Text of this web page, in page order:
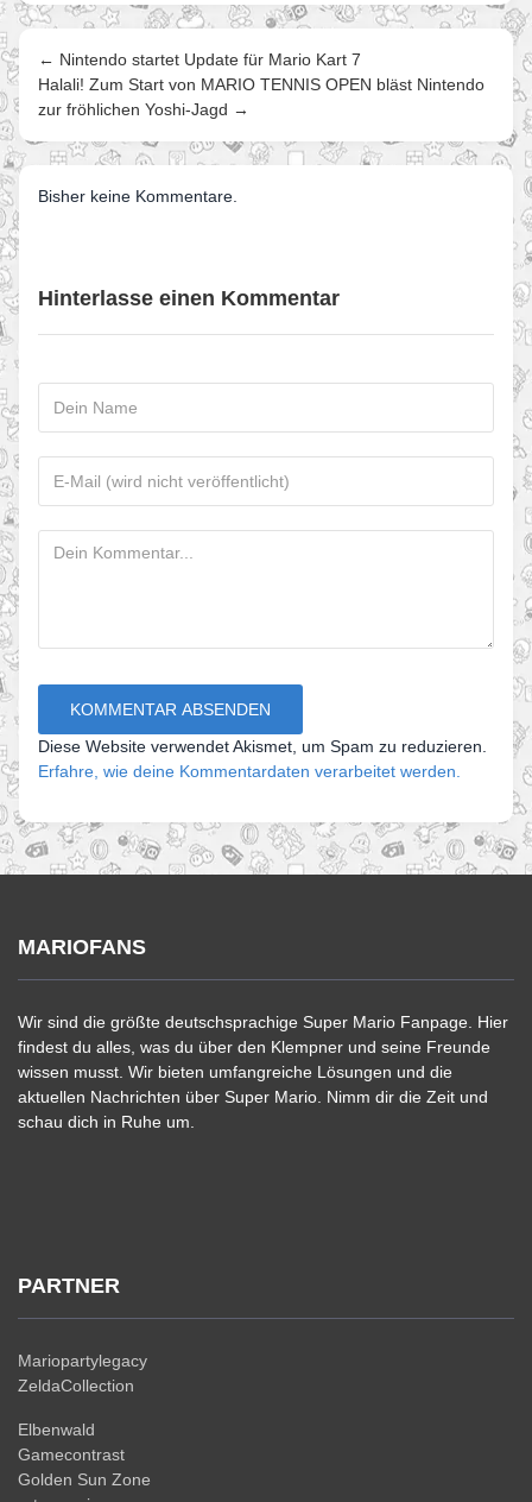
← Nintendo startet Update für Mario Kart 7
Halali! Zum Start von MARIO TENNIS OPEN bläst Nintendo
zur fröhlichen Yoshi-Jagd →
Bisher keine Kommentare.
Hinterlasse einen Kommentar
Diese Website verwendet Akismet, um Spam zu reduzieren.
Erfahre, wie deine Kommentardaten verarbeitet werden.
MARIOFANS
Wir sind die größte deutschsprachige Super Mario Fanpage. Hier
findest du alles, was du über den Klempner und seine Freunde
wissen musst. Wir bieten umfangreiche Lösungen und die
aktuellen Nachrichten über Super Mario. Nimm dir die Zeit und
schau dich in Ruhe um.
PARTNER
Mariopartylegacy
ZeldaCollection
Elbenwald
Gamecontrast
Golden Sun Zone